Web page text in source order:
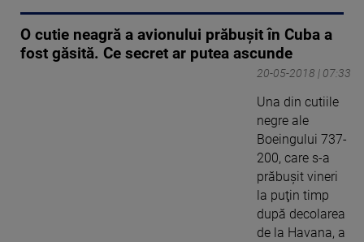
O cutie neagră a avionului prăbuşit în Cuba a
fost găsită. Ce secret ar putea ascunde
20-05-2018 | 07:33
Una din cutiile
negre ale
Boeingului 737-
200, care s-a
prăbuşit vineri
la puţin timp
după decolarea
de la Havana, a